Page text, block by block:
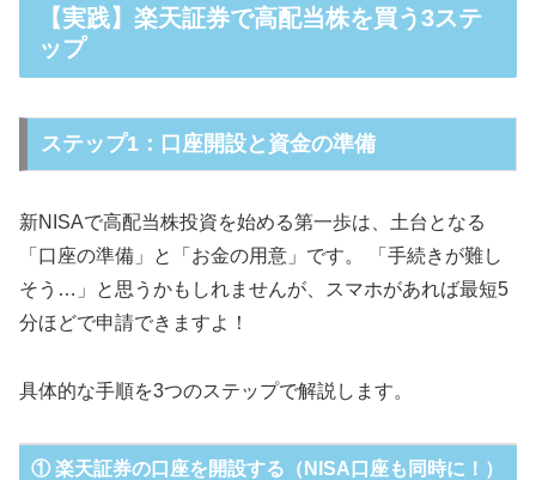
【実践】楽天証券で高配当株を買う3ステ
ップ
ステップ1：口座開設と資金の準備
新NISAで高配当株投資を始める第一歩は、土台となる
「口座の準備」と「お金の用意」です。 「手続きが難し
そう…」と思うかもしれませんが、スマホがあれば最短5
分ほどで申請できますよ！
具体的な手順を3つのステップで解説します。
① 楽天証券の口座を開設する（NISA口座も同時に！）